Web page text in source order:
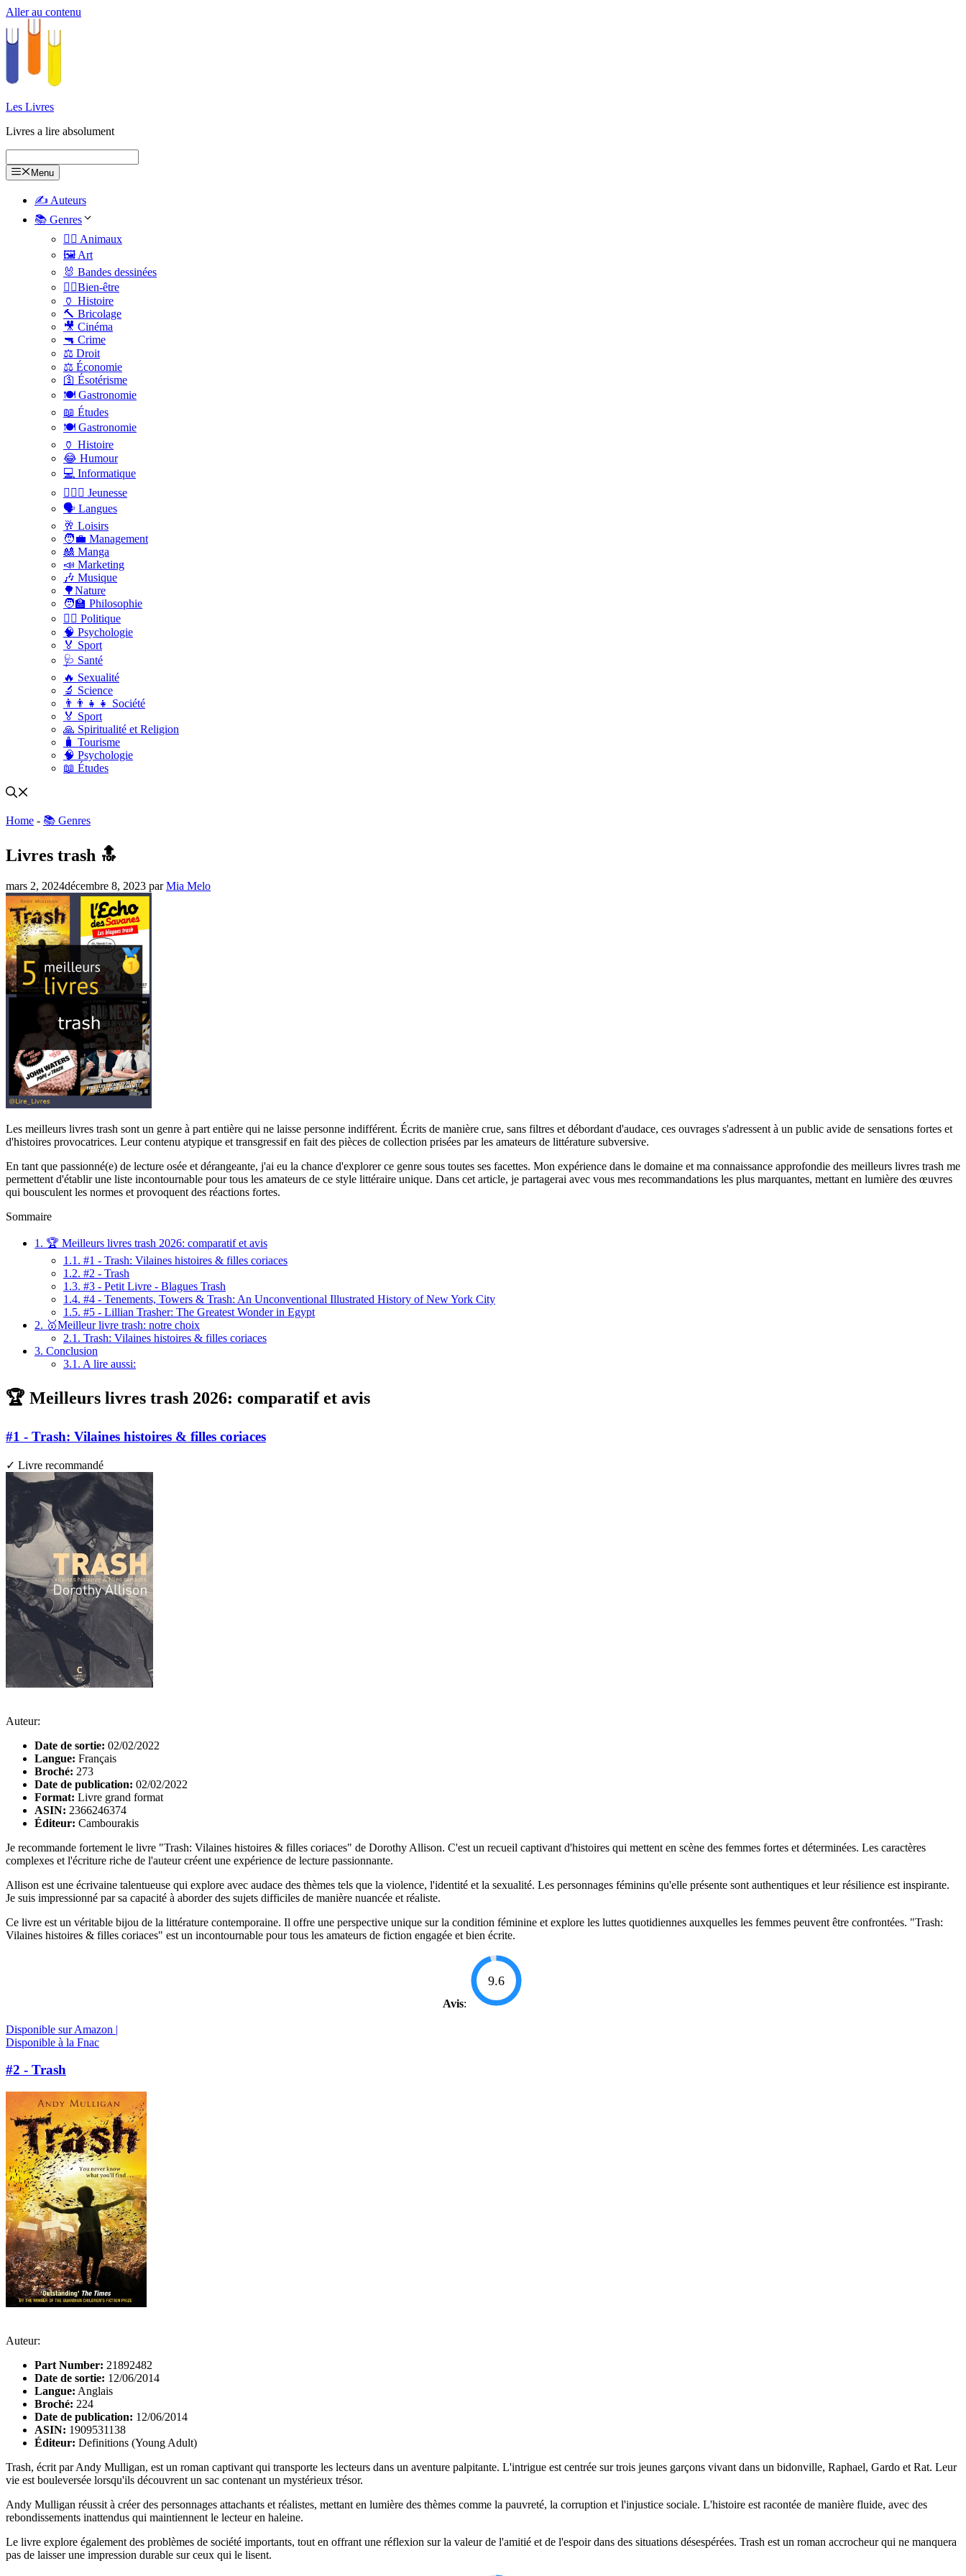
Aller au contenu
Les Livres
Livres a lire absolument
Menu
✍️ Auteurs
📚 Genres
🐕‍🦺 Animaux
🖼️ Art
🐰 Bandes dessinées
🧑‍⚕️Bien-être
🏺 Histoire
🔨 Bricolage
🎥 Cinéma
🔫 Crime
⚖️ Droit
⚖️ Économie
🛐 Ésotérisme
🍽️ Gastronomie
📖 Études
🍽️ Gastronomie
🏺 Histoire
😂 Humour
💻 Informatique
🤸🏽‍♀️ Jeunesse
🗣 Langues
🥂 Loisirs
🧑‍💼 Management
🎎 Manga
📣 Marketing
🎶 Musique
🌳Nature
🧑‍🏫 Philosophie
👨‍⚖️ Politique
🧠 Psychologie
🏅 Sport
🩺 Santé
🔥 Sexualité
🔬 Science
👨‍👨‍👧‍👧 Société
🏅 Sport
🙏 Spiritualité et Religion
🧳 Tourisme
🧠 Psychologie
📖 Études
Home - 📚 Genres
Livres trash 🔝
mars 2, 2024décembre 8, 2023 parMia Melo
Les meilleurs livres trash sont un genre à part entière qui ne laisse personne indifférent. Écrits de manière crue, sans filtres et débordant d'audace, ces ouvrages s'adressent à un public avide de sensations fortes et
d'histoires provocatrices. Leur contenu atypique et transgressif en fait des pièces de collection prisées par les amateurs de littérature subversive.
En tant que passionné(e) de lecture osée et dérangeante, j'ai eu la chance d'explorer ce genre sous toutes ses facettes. Mon expérience dans le domaine et ma connaissance approfondie des meilleurs livres trash me
permettent d'établir une liste incontournable pour tous les amateurs de ce style littéraire unique. Dans cet article, je partagerai avec vous mes recommandations les plus marquantes, mettant en lumière des œuvres
qui bousculent les normes et provoquent des réactions fortes.
Sommaire
1. 🏆 Meilleurs livres trash 2026: comparatif et avis
1.1. #1 - Trash: Vilaines histoires & filles coriaces
1.2. #2 - Trash
1.3. #3 - Petit Livre - Blagues Trash
1.4. #4 - Tenements, Towers & Trash: An Unconventional Illustrated History of New York City
1.5. #5 - Lillian Trasher: The Greatest Wonder in Egypt
2. 🥇Meilleur livre trash: notre choix
2.1. Trash: Vilaines histoires & filles coriaces
3. Conclusion
3.1. A lire aussi:
🏆 Meilleurs livres trash 2026: comparatif et avis
#1 - Trash: Vilaines histoires & filles coriaces
✓ Livre recommandé
Auteur:
Date de sortie: 02/02/2022
Langue: Français
Broché: 273
Date de publication: 02/02/2022
Format: Livre grand format
ASIN: 2366246374
Éditeur: Cambourakis
Je recommande fortement le livre "Trash: Vilaines histoires & filles coriaces" de Dorothy Allison. C'est un recueil captivant d'histoires qui mettent en scène des femmes fortes et déterminées. Les caractères
complexes et l'écriture riche de l'auteur créent une expérience de lecture passionnante.
Allison est une écrivaine talentueuse qui explore avec audace des thèmes tels que la violence, l'identité et la sexualité. Les personnages féminins qu'elle présente sont authentiques et leur résilience est inspirante.
Je suis impressionné par sa capacité à aborder des sujets difficiles de manière nuancée et réaliste.
Ce livre est un véritable bijou de la littérature contemporaine. Il offre une perspective unique sur la condition féminine et explore les luttes quotidiennes auxquelles les femmes peuvent être confrontées. "Trash:
Vilaines histoires & filles coriaces" est un incontournable pour tous les amateurs de fiction engagée et bien écrite.
Avis:
9.6
Disponible sur Amazon |
Disponible à la Fnac
#2 - Trash
Auteur:
Part Number: 21892482
Date de sortie: 12/06/2014
Langue: Anglais
Broché: 224
Date de publication: 12/06/2014
ASIN: 1909531138
Éditeur: Definitions (Young Adult)
Trash, écrit par Andy Mulligan, est un roman captivant qui transporte les lecteurs dans un aventure palpitante. L'intrigue est centrée sur trois jeunes garçons vivant dans un bidonville, Raphael, Gardo et Rat. Leur
vie est bouleversée lorsqu'ils découvrent un sac contenant un mystérieux trésor.
Andy Mulligan réussit à créer des personnages attachants et réalistes, mettant en lumière des thèmes comme la pauvreté, la corruption et l'injustice sociale. L'histoire est racontée de manière fluide, avec des
rebondissements inattendus qui maintiennent le lecteur en haleine.
Le livre explore également des problèmes de société importants, tout en offrant une réflexion sur la valeur de l'amitié et de l'espoir dans des situations désespérées. Trash est un roman accrocheur qui ne manquera
pas de laisser une impression durable sur ceux qui le lisent.